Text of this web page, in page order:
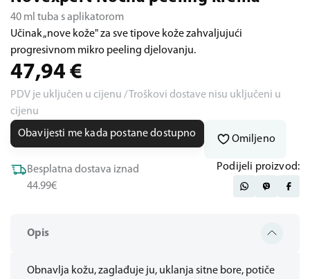
Opis
Obnavlja kožu, zaglađuje ju, uklanja sitne bore, potiče
40 ml tuba s aplikatorom
Učinak „nove kože" za sve tipove kože zahvaljujući
progresivnom mikro peeling djelovanju.
47,94 €
PDV je uključen u cijenu / Troškovi dostave nisu uključeni u
cijenu
Obavijesti me kada postane dostupno
Omiljeno
Besplatna dostava iznad
44.99€
Podijeli proizvod: